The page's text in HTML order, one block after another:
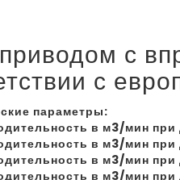
с
с
параметры:
в м3/мин при
в м3/мин при
в м3/мин при
в м3/мин при